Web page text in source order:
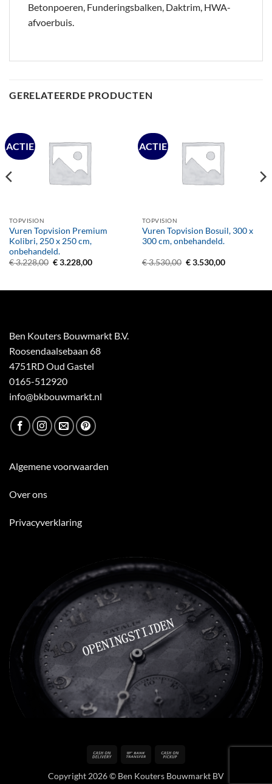
Betonpoeren, Funderingsbalken, Daktrim, HWA-
afvoerbuis.
GERELATEERDE PRODUCTEN
ACTIE
TOPVISION
Vuren Topvision Premium
Kolibri, 250 x 250 cm,
onbehandeld.
€3.228,00 Oorspronkelijke
€3.228,00Huidige
ACTIE
TOPVISION
Vuren Topvision Bosuil, 300 x
300 cm, onbehandeld.
€3.530,00 Oorspronkelijke
€3.530,00Huidige
Ben Kouters Bouwmarkt B.V.
Roosendaalsebaan 68
4751RD Oud Gastel
0165-512920
info@bkbouwmarkt.nl
Algemene voorwaarden
Over ons
Privacyverklaring
Cash
Delivery
Bank
Pickup
Copyright 2026 © Ben Kouters Bouwmarkt BV